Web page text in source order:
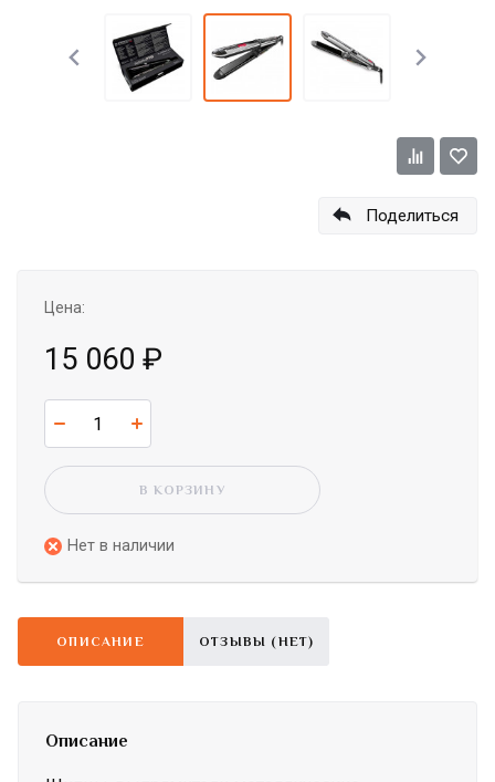
Поделиться
Цена:
15 060 ₽
В КОРЗИНУ
Нет в наличии
ОПИСАНИЕ ОТЗЫВЫ (НЕТ)
Описание